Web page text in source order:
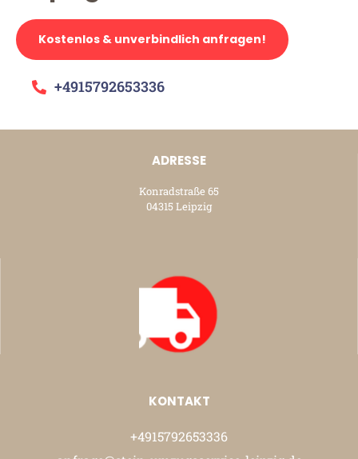
Kostenlos & unverbindlich anfragen!
+4915792653336
ADRESSE
Konradstraße 65
04315 Leipzig
KONTAKT
+4915792653336